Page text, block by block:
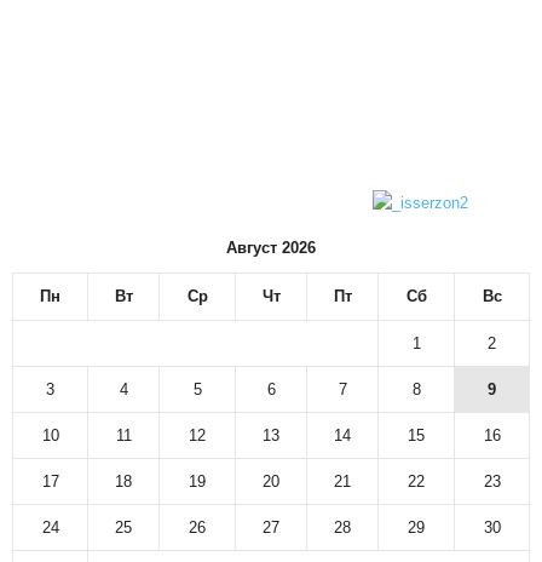
Август 2026
Пн Вт Ср Чт Пт Сб Вс
1 2
3 4 5 6 7 8 9
10 11 12 13 14 15 16
17 18 19 20 21 22 23
24 25 26 27 28 29 30